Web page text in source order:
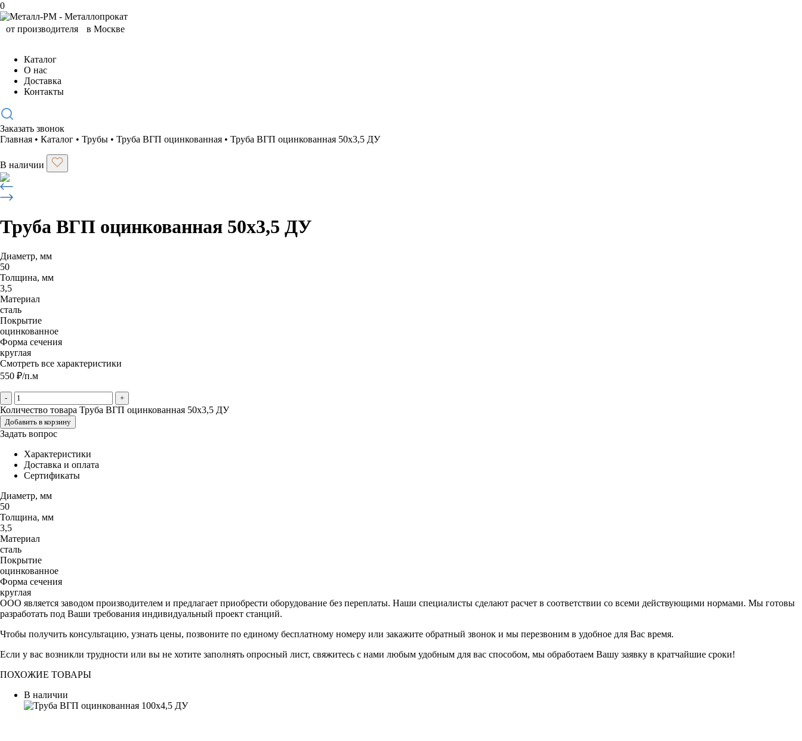
0
Каталог
О нас
Доставка
Контакты
Заказать звонок
Главная • Каталог • Трубы • Труба ВГП оцинкованная • Труба ВГП оцинкованная 50х3,5 ДУ
В наличии
Труба ВГП оцинкованная 50х3,5 ДУ
Диаметр, мм
50
Толщина, мм
3,5
Материал
сталь
Покрытие
оцинкованное
Форма сечения
круглая
Смотреть все характеристики
550 ₽/п.м
- +
Количество товара Труба ВГП оцинкованная 50х3,5 ДУ
Добавить в корзину
Задать вопрос
Характеристики
Доставка и оплата
Сертификаты
Диаметр, мм
50
Толщина, мм
3,5
Материал
сталь
Покрытие
оцинкованное
Форма сечения
круглая
ООО является заводом производителем и предлагает приобрести оборудование без переплаты. Наши специалисты сделают расчет в соответствии со всеми действующими нормами. Мы готовы
разработать под Ваши требования индивидуальный проект станций.
Чтобы получить консультацию, узнать цены, позвоните по единому бесплатному номеру или закажите обратный звонок и мы перезвоним в удобное для Вас время.
Если у вас возникли трудности или вы не хотите заполнять опросный лист, свяжитесь с нами любым удобным для вас способом, мы обработаем Вашу заявку в кратчайшие сроки!
ПОХОЖИЕ ТОВАРЫ
В наличии